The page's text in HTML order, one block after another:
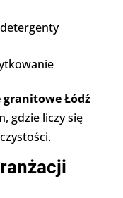
granitowe Łódź
gdzie liczy się